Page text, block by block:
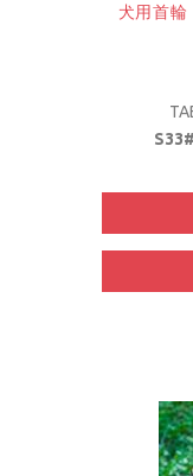
犬用首